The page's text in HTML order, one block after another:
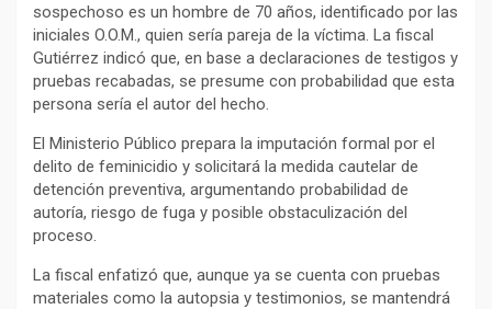
sospechoso es un hombre de 70 años, identificado por las
iniciales O.O.M., quien sería pareja de la víctima. La fiscal
Gutiérrez indicó que, en base a declaraciones de testigos y
pruebas recabadas, se presume con probabilidad que esta
persona sería el autor del hecho.
El Ministerio Público prepara la imputación formal por el
delito de feminicidio y solicitará la medida cautelar de
detención preventiva, argumentando probabilidad de
autoría, riesgo de fuga y posible obstaculización del
proceso.
La fiscal enfatizó que, aunque ya se cuenta con pruebas
materiales como la autopsia y testimonios, se mantendrá